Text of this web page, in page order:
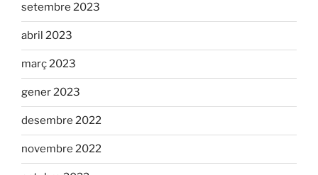
setembre 2023
abril 2023
març 2023
gener 2023
desembre 2022
novembre 2022